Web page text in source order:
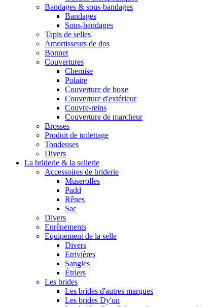
Bandages & sous-bandages
Bandages
Sous-bandages
Tapis de selles
Amortisseurs de dos
Bonnet
Couvertures
Chemise
Polaire
Couverture de boxe
Couverture d'extérieur
Couvre-reins
Couverture de marcheur
Brosses
Produit de toilettage
Tondeuses
Divers
La briderie & la sellerie
Accessoires de briderie
Muserolles
Padd
Rênes
Sac
Divers
Enrênements
Equipement de la selle
Divers
Etrivières
Sangles
Étriers
Les brides
Les brides d'autres marques
Les brides Dy'on